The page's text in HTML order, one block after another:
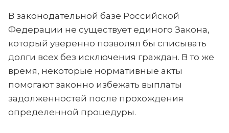
В законодательной базе Российской
Федерации не существует единого Закона,
который уверенно позволял бы списывать
долги всех без исключения граждан. В то же
время, некоторые нормативные акты
помогают законно избежать выплаты
задолженностей после прохождения
определенной процедуры.